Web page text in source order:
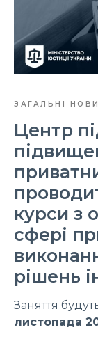
ЗАГАЛЬНІ
Центр
курси з
сфері
рішень
Заняття
листопада